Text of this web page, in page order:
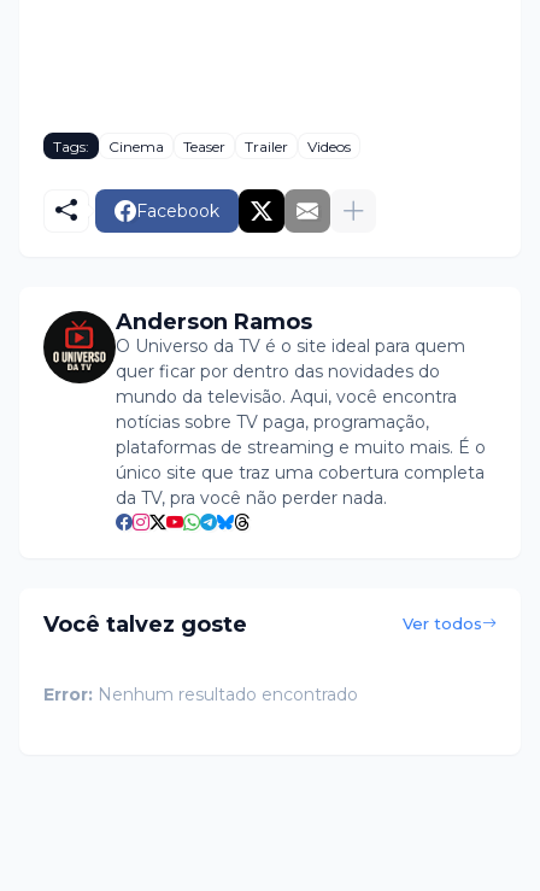
Tags: Cinema Teaser Trailer Videos
Facebook
Anderson Ramos
O Universo da TV é o site ideal para quem
quer ficar por dentro das novidades do
mundo da televisão. Aqui, você encontra
notícias sobre TV paga, programação,
plataformas de streaming e muito mais. É o
único site que traz uma cobertura completa
da TV, pra você não perder nada.
Você talvez goste Ver todos
Error: Nenhum resultado encontrado